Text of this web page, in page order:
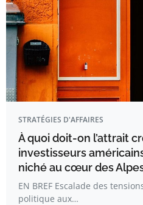
STRATÉGIES D'AFFAIRES
À quoi doit-on l’attrait
investisseurs
niché au cœur des
EN BREF Escalade des
politique aux…